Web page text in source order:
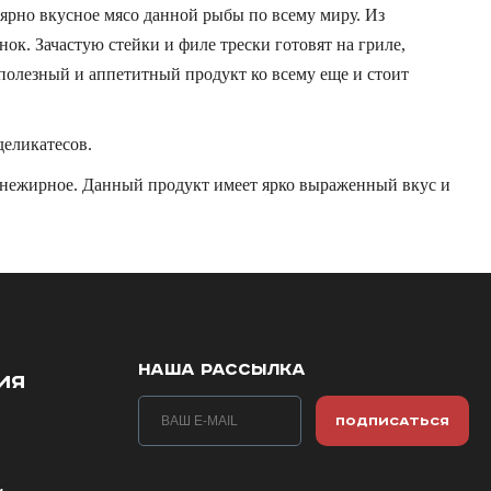
вкусное мясо данной рыбы по всему миру. Из
Зачастую стейки и филе трески готовят на гриле,
и аппетитный продукт ко всему еще и стоит
Данный продукт имеет ярко выраженный вкус и
НАША РАССЫЛКА
ПОДПИСАТЬСЯ